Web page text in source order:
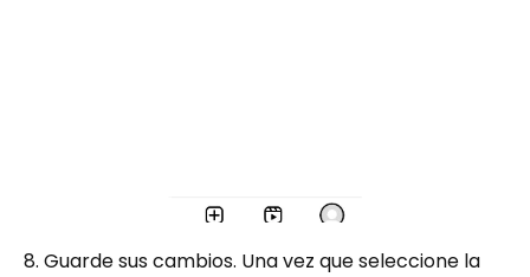
8. Guarde sus cambios. Una vez que seleccione la